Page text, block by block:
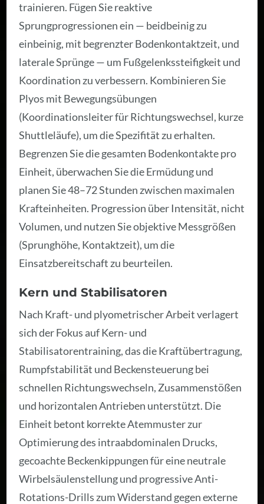
trainieren. Fügen Sie reaktive
Sprungprogressionen ein — beidbeinig zu
einbeinig, mit begrenzter Bodenkontaktzeit, und
laterale Sprünge — um Fußgelenkssteifigkeit und
Koordination zu verbessern. Kombinieren Sie
Plyos mit Bewegungsübungen
(Koordinationsleiter für Richtungswechsel, kurze
Shuttleläufe), um die Spezifität zu erhalten.
Begrenzen Sie die gesamten Bodenkontakte pro
Einheit, überwachen Sie die Ermüdung und
planen Sie 48–72 Stunden zwischen maximalen
Krafteinheiten. Progression über Intensität, nicht
Volumen, und nutzen Sie objektive Messgrößen
(Sprunghöhe, Kontaktzeit), um die
Einsatzbereitschaft zu beurteilen.
Kern und Stabilisatoren
Nach Kraft- und plyometrischer Arbeit verlagert
sich der Fokus auf Kern- und
Stabilisatorentraining, das die Kraftübertragung,
Rumpfstabilität und Beckensteuerung bei
schnellen Richtungswechseln, Zusammenstößen
und horizontalen Antrieben unterstützt. Die
Einheit betont korrekte Atemmuster zur
Optimierung des intraabdominalen Drucks,
gecoachte Beckenkippungen für eine neutrale
Wirbelsäulenstellung und progressive Anti-
Rotations-Drills zum Widerstand gegen externe